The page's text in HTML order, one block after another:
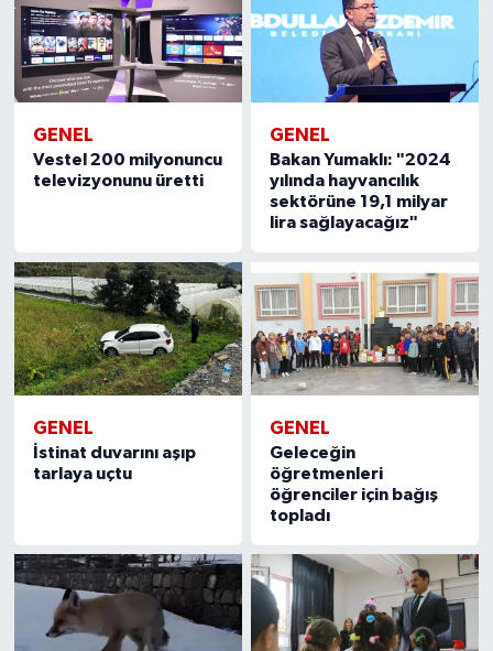
GENEL
Vestel 200 milyonuncu
televizyonunu üretti
GENEL
Bakan Yumaklı: "2024
yılında hayvancılık
sektörüne 19,1 milyar
lira sağlayacağız"
GENEL
İstinat duvarını aşıp
tarlaya uçtu
GENEL
Geleceğin
öğretmenleri
öğrenciler için bağış
topladı